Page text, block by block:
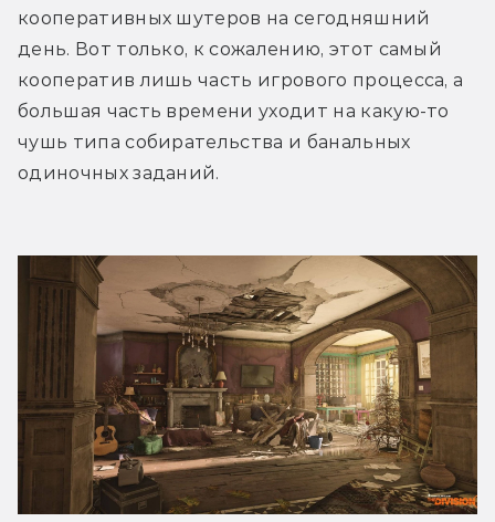
кооперативных шутеров на сегодняшний
день. Вот только, к сожалению, этот самый
кооператив лишь часть игрового процесса, а
большая часть времени уходит на какую-то
чушь типа собирательства и банальных
одиночных заданий.